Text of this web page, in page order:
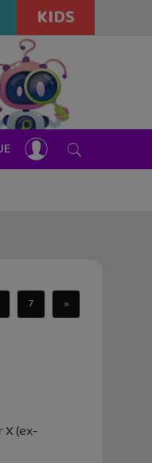
KIDS
7 »
(ex-